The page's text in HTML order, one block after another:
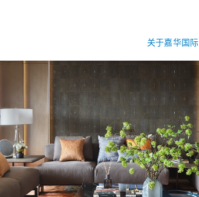
关于嘉华国际